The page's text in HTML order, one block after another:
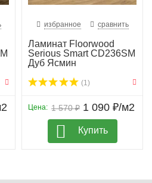
избранное сравнить
Ламинат Floorwood
Serious Smart CD236SM
Дуб Ясмин
(1)
1 570 ₽
Цена: 1 090 ₽/м2
Купить